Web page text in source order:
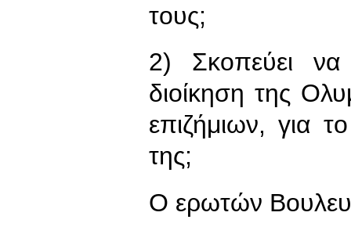
τους;
2) Σκοπεύει να
διοίκηση της
επιζήμιων, για
της;
Ο ερωτών